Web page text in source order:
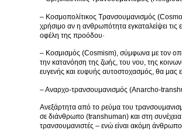
– Κοσμοπολίτικος Τρανσουμανισμός
χρήσιμο αν η ανθρωπότητα εγκαταλείψει τις
οφέλη της προόδου·
– Κοσμισμός (Cosmism), σύμφωνα με τον
την κατανόηση της ζωής, του νου, της
ευγενής και ευφυής αυτοστοχασμός, θα μας
– Αναρχο-τρανσουμανισμός (Anarcho-
Ανεξάρτητα από το ρεύμα του
σε διάνθρωπο (transhuman) και στη
τρανσουμανιστές – ενώ είναι ακόμη